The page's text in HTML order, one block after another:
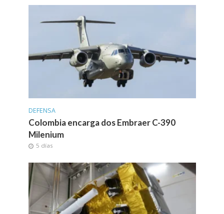
DEFENSA
Colombia encarga dos Embraer C-390
Milenium
5 días